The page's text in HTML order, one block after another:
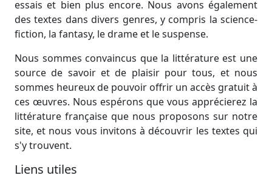
essais et bien plus encore. Nous avons également
des textes dans divers genres, y compris la science-
fiction, la fantasy, le drame et le suspense.
Nous sommes convaincus que la littérature est une
source de savoir et de plaisir pour tous, et nous
sommes heureux de pouvoir offrir un accès gratuit à
ces œuvres. Nous espérons que vous apprécierez la
littérature française que nous proposons sur notre
site, et nous vous invitons à découvrir les textes qui
s'y trouvent.
Liens utiles